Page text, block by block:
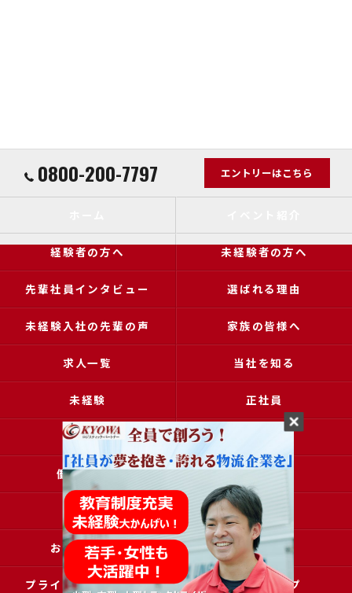
0800-200-7797 エントリーはこちら
経験者の方へ 未経験者の方へ
先輩社員インタビュー 選ばれる理由
未経験入社の先輩の声 家族の皆様へ
求人一覧 当社を知る
未経験 正社員
高収入
働きやすい アクセス
ブログ コラム
お問い合わせ 採用申込
プライバシーポリシー サイトマップ